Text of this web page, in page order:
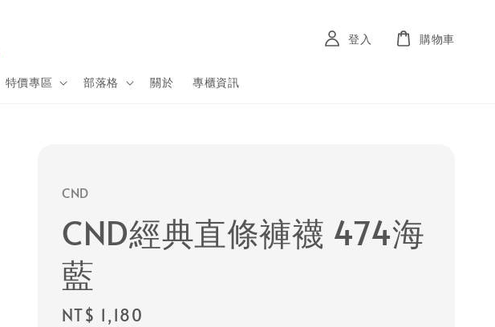
特價專區 部落格 關於 專櫃資訊
登入 購物車
CND
CND經典直條褲襪 474海
藍
Regular
NT$ 1,180